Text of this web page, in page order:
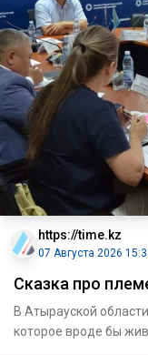
https://time.kz
07 Августа 2026
Сказка про
В Атырауской
которое вроде бы